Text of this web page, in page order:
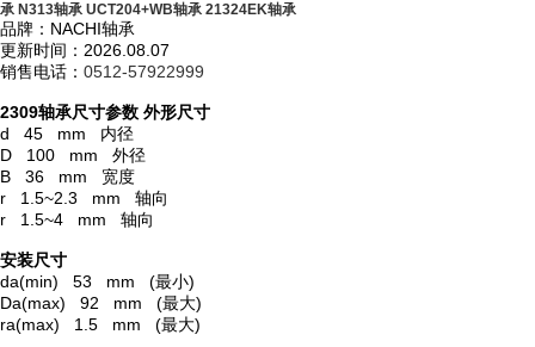
承 N313轴承 UCT204+WB轴承 21324EK轴承
品牌：NACHI轴承
更新时间：2026.08.07
销售电话： 0512-57922999
2309轴承尺寸参数 外形尺寸
d 45 mm 内径
D 100 mm 外径
B 36 mm 宽度
r 1.5~2.3 mm 轴向
r 1.5~4 mm 轴向
安装尺寸
da(min) 53 mm (最小)
Da(max) 92 mm (最大)
ra(max) 1.5 mm (最大)